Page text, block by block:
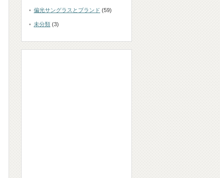
偏光サングラスとブランド (59)
未分類 (3)